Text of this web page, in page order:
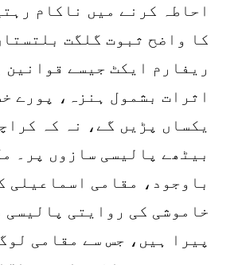
احاطہ کرنے میں ناکام
کا واضح ثبوت گلگت
ریفارم ایکٹ جیسے قوانین
اثرات بشمول ہنزہ، پورے
یکساں پڑیں گے، نہ کہ
بیٹھے پالیسی سازوں پر۔
باوجود، مقامی اسماعیلی
خاموشی کی روایتی پالیسی
پیرا ہیں، جس سے مقامی